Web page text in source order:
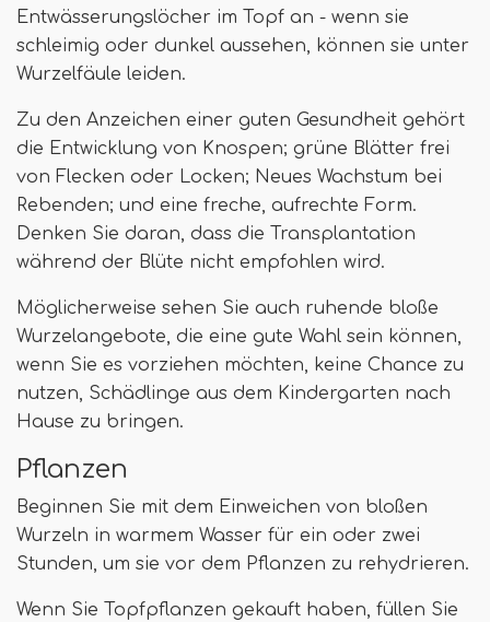
Entwässerungslöcher im Topf an - wenn sie
schleimig oder dunkel aussehen, können sie unter
Wurzelfäule leiden.
Zu den Anzeichen einer guten Gesundheit gehört
die Entwicklung von Knospen; grüne Blätter frei
von Flecken oder Locken; Neues Wachstum bei
Rebenden; und eine freche, aufrechte Form.
Denken Sie daran, dass die Transplantation
während der Blüte nicht empfohlen wird.
Möglicherweise sehen Sie auch ruhende bloße
Wurzelangebote, die eine gute Wahl sein können,
wenn Sie es vorziehen möchten, keine Chance zu
nutzen, Schädlinge aus dem Kindergarten nach
Hause zu bringen.
Pflanzen
Beginnen Sie mit dem Einweichen von bloßen
Wurzeln in warmem Wasser für ein oder zwei
Stunden, um sie vor dem Pflanzen zu rehydrieren.
Wenn Sie Topfpflanzen gekauft haben, füllen Sie